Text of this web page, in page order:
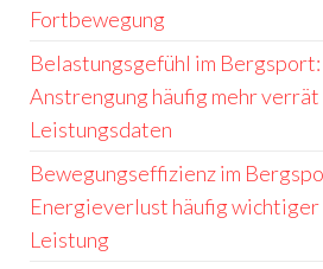
Fortbewegung
Belastungsgefühl im
Anstrengung häufig mehr
Leistungsdaten
Bewegungseffizienz im
Energieverlust häufig wichtiger
Leistung